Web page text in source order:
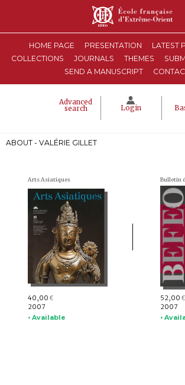
HOME PAGE PRESENTATION
LATEST
COLLECTIONS
JOURNALS THEMES
SEND A MANUSCRIPT
Advanced
search Login
ABOUT - VALÉRIE GILLET
Arts Asiatiques
40,00 €
2007
• Available
52,00 €
2007
•